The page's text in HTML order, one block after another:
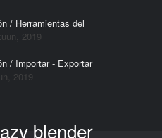
/ Herramientas del
2019
/ Importar - Exportar
2019
blender